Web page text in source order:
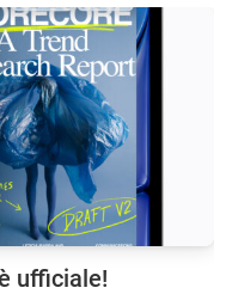
ufficiale!